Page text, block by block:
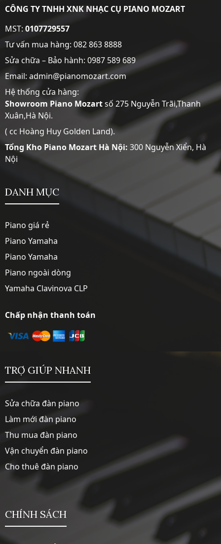
CÔNG TY TNHH XNK NHẠC CỤ PIANO MOZART
MST:0107729557
Tư vấn mua hàng: 082 863 8888
Sửa chữa – Bảo hành: 0987 589 689
Email: admin@pianomozart.com
Hệ thống cửa hàng:
Showroom Piano Mozartsố 275 Nguyễn Trãi,Thanh
Xuân,Hà Nội.
( cc Hoàng Huy Golden Land).
Tổng Kho Piano Mozart Hà Nội: 300 Nguyễn Xiển, Hà
Nội
DANH MỤC
Piano giá rẻ
Piano Yamaha
Piano Yamaha
Piano ngoài dòng
Yamaha Clavinova CLP
Chấp nhận thanh toán
TRỢ GIÚP NHANH
Sửa chữa đàn piano
Làm mới đàn piano
Thu mua đàn piano
Vận chuyển đàn piano
Cho thuê đàn piano
CHÍNH SÁCH